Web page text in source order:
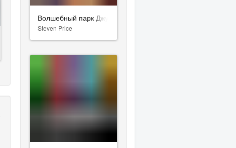
Волшебный парк Джун
Steven Price